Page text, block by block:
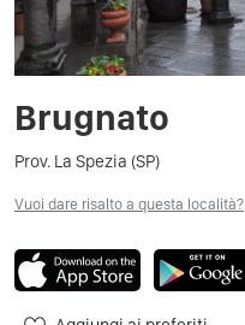
Brugnato
Prov. La Spezia (SP)
Vuoi dare risalto a questa località?